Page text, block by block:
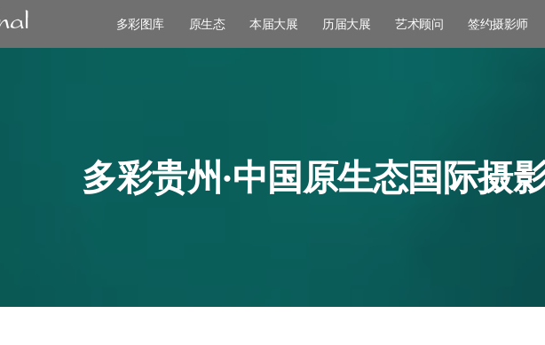
多彩图库 原生态 本届大展 历届大展 艺术顾问 签约摄影师
多彩贵州·中国原生态国际摄